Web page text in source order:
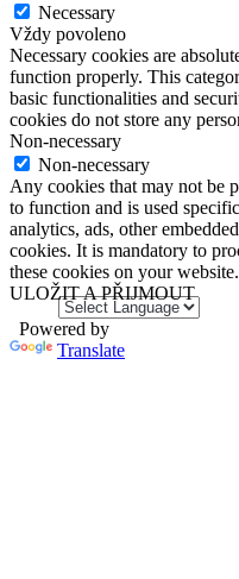
Necessary
Vždy povoleno
Necessary cookies are
function properly. This
basic functionalities and
cookies do not store any
Non-necessary
Non-necessary
Any cookies that may not be
to function and is used
analytics, ads, other
cookies. It is mandatory to
these cookies on your website.
ULOŽIT A PŘIJMOUT
Powered by
Translate